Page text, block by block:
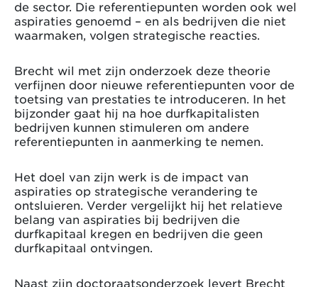
de sector. Die referentiepunten worden ook wel
aspiraties genoemd – en als bedrijven die niet
waarmaken, volgen strategische reacties.
Brecht wil met zijn onderzoek deze theorie
verfijnen door nieuwe referentiepunten voor de
toetsing van prestaties te introduceren. In het
bijzonder gaat hij na hoe durfkapitalisten
bedrijven kunnen stimuleren om andere
referentiepunten in aanmerking te nemen.
Het doel van zijn werk is de impact van
aspiraties op strategische verandering te
ontsluieren. Verder vergelijkt hij het relatieve
belang van aspiraties bij bedrijven die
durfkapitaal kregen en bedrijven die geen
durfkapitaal ontvingen.
Naast zijn doctoraatsonderzoek levert Brecht